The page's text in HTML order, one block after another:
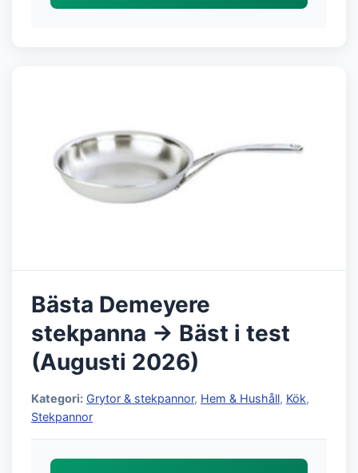
Bästa Demeyere
stekpanna → Bäst i test
(Augusti 2026)
Kategori: Grytor & stekpannor, Hem & Hushåll, Kök,
Stekpannor